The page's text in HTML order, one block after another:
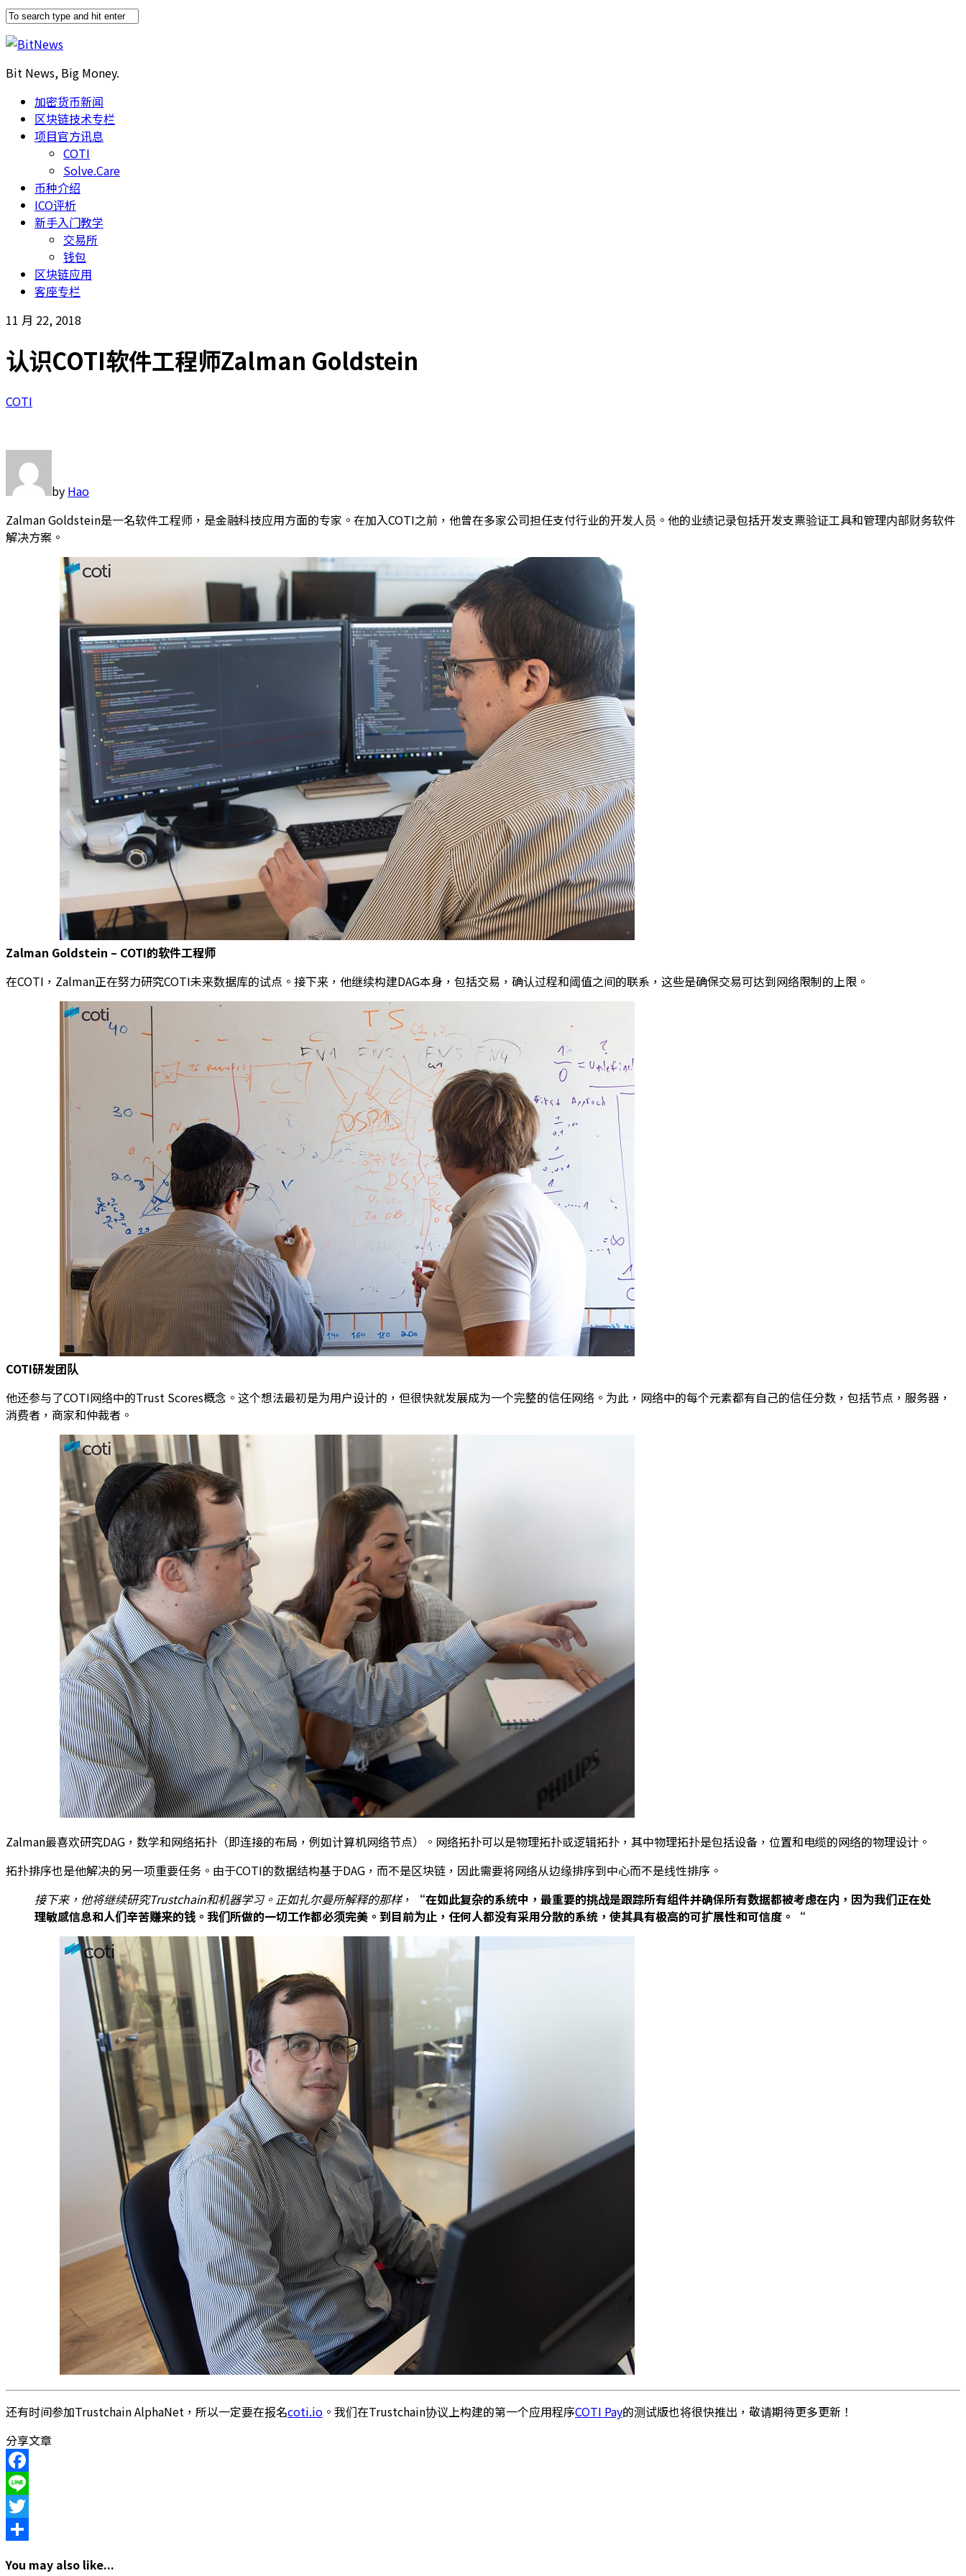
Bit News, Big Money.
加密货币新闻
区块链技术专栏
项目官方讯息
COTI
Solve.Care
币种介绍
ICO评析
新手入门教学
交易所
钱包
区块链应用
客座专栏
11 月 22, 2018
认识COTI软件工程师Zalman Goldstein
COTI
by Hao
Zalman Goldstein是一名软件工程师，是金融科技应用方面的专家。在加入COTI之前，他曾在多家公司担任支付行业的开发人员。他的业绩记录包括开发支票验证工具和管理内部财务软件
解决方案。
Zalman Goldstein – COTI的软件工程师
在COTI，Zalman正在努力研究COTI未来数据库的试点。接下来，他继续构建DAG本身，包括交易，确认过程和阈值之间的联系，这些是确保交易可达到网络限制的上限。
COTI研发团队
他还参与了COTI网络中的Trust Scores概念。这个想法最初是为用户设计的，但很快就发展成为一个完整的信任网络。为此，网络中的每个元素都有自己的信任分数，包括节点，服务器，
消费者，商家和仲裁者。
Zalman最喜欢研究DAG，数学和网络拓扑（即连接的布局，例如计算机网络节点）。网络拓扑可以是物理拓扑或逻辑拓扑，其中物理拓扑是包括设备，位置和电缆的网络的物理设计。
拓扑排序也是他解决的另一项重要任务。由于COTI的数据结构基于DAG，而不是区块链，因此需要将网络从边缘排序到中心而不是线性排序。
接下来，他将继续研究Trustchain和机器学习。正如扎尔曼所解释的那样，
“在如此复杂的系统中，最重要的挑战是跟踪所有组件并确保所有数据都被考虑在内，因为我们正在处
理敏感信息和人们辛苦赚来的钱。我们所做的一切工作都必须完美。到目前为止，任何人都没有采用分散的系统，使其具有极高的可扩展性和可信度。“
还有时间参加Trustchain AlphaNet，所以一定要在报名coti.io 。我们在Trustchain协议上构建的第一个应用程序COTI Pay的测试版也将很快推出，敬请期待更多更新！
分享文章
Facebook
Line
Twitter
You may also like...